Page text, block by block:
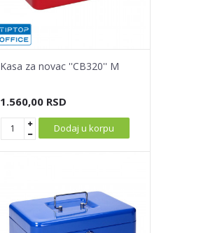
Kasa za novac ''CB320'' M
1.560,00 RSD
Dodaj u korpu